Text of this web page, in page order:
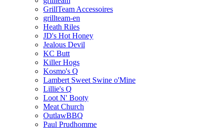
GrillTeam Accessoires
grillteam-en
Heath Riles
JD's Hot Honey
Jealous Devil
KC Butt
Killer Hogs
Kosmo's Q
Lambert Sweet Swine o'Mine
Lillie's Q
Loot N' Booty
Meat Church
OutlawBBQ
Paul Prudhomme